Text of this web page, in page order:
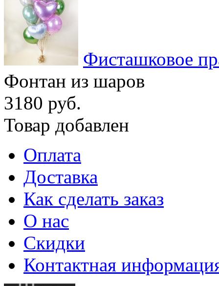
Фисташковое
Фонтан из шаров
3180 руб.
Товар добавлен
Оплата
Доставка
Как сделать заказ
О нас
Скидки
Контактная